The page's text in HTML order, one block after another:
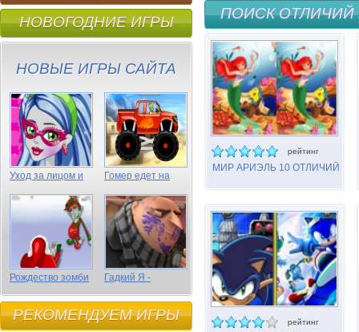
ПОИСК ОТЛИЧИЙ
рейтинг
МИР АРИЭЛЬ 10 ОТЛИЧИЙ
рейтинг
НОВОГОДНИЕ ИГРЫ
НОВЫЕ ИГРЫ САЙТА
Уход за лицом и
Эпс
Гомер едет на
Рождество зомби
Гадкий Я -
предметы
РЕКОМЕНДУЕМ ИГРЫ